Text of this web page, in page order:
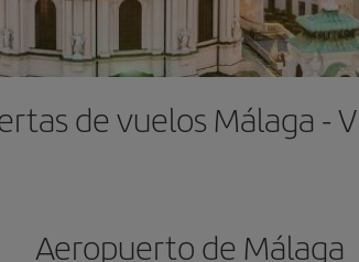
de vuelos Málaga -
Aeropuerto de Málaga